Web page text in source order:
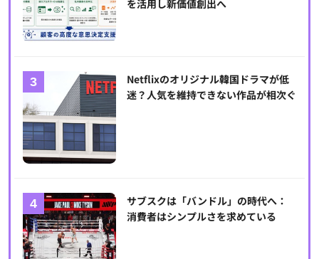
を活用し新価値創出へ
Netflixのオリジナル韓国ドラマが低
迷？人気を維持できない作品が相次ぐ
サブスクは「バンドル」の時代へ：
消費者はシンプルさを求めている